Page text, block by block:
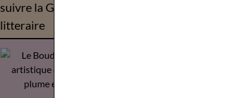
suivre la Gazette
litteraire